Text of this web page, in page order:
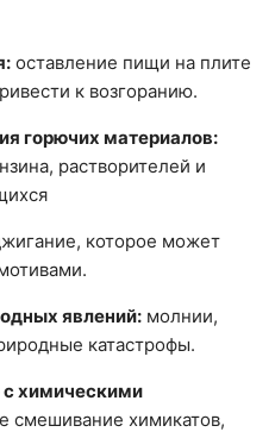
оставление пищи на плите
к возгоранию.
горючих материалов:
растворителей и
которое может
явлений: молнии,
катастрофы.
химическими
смешивание химикатов,